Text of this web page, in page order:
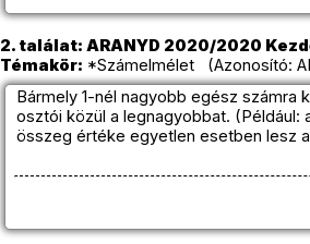
2. találat: ARANYD 2020/2020
Témakör: *Számelmélet (Azonosító:
Bármely 1-nél nagyobb egész
osztói közül a legnagyobbat. (Például:
összeg értéke egyetlen esetben lesz